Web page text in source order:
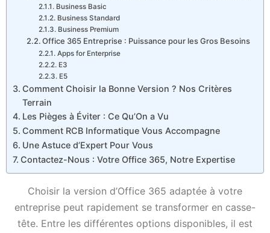
Business Basic
Business Standard
Business Premium
Office 365 Entreprise : Puissance pour les Gros Besoins
Apps for Enterprise
E3
E5
Comment Choisir la Bonne Version ? Nos Critères
Terrain
Les Pièges à Éviter : Ce Qu’On a Vu
Comment RCB Informatique Vous Accompagne
Une Astuce d’Expert Pour Vous
Contactez-Nous : Votre Office 365, Notre Expertise
Choisir la version d’Office 365 adaptée à votre
entreprise peut rapidement se transformer en casse-
tête. Entre les différentes options disponibles, il est